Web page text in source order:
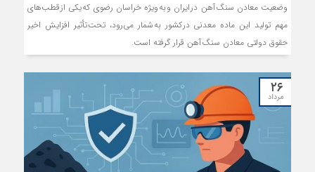
وضعیت معادن سنگ آهن در ایران و به ویژه خراسان رضوی که یکی از قطب‌های
مهم تولید این ماده معدنی در کشور به شمار می‌رود، تحت تأثیر افزایش اخیر
حقوق دولتی معادن سنگ آهن قرار گرفته است.
۲۶
مرداد